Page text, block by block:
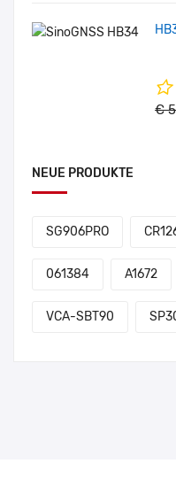
€
NEUE PRODUKTE
SG906PRO
061384 A1672
VCA-SBT90